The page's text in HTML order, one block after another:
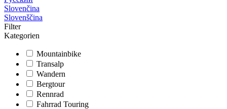
Slovenčina
Slovenščina
Filter
Kategorien
Mountainbike
Transalp
Wandern
Bergtour
Rennrad
Fahrrad Touring